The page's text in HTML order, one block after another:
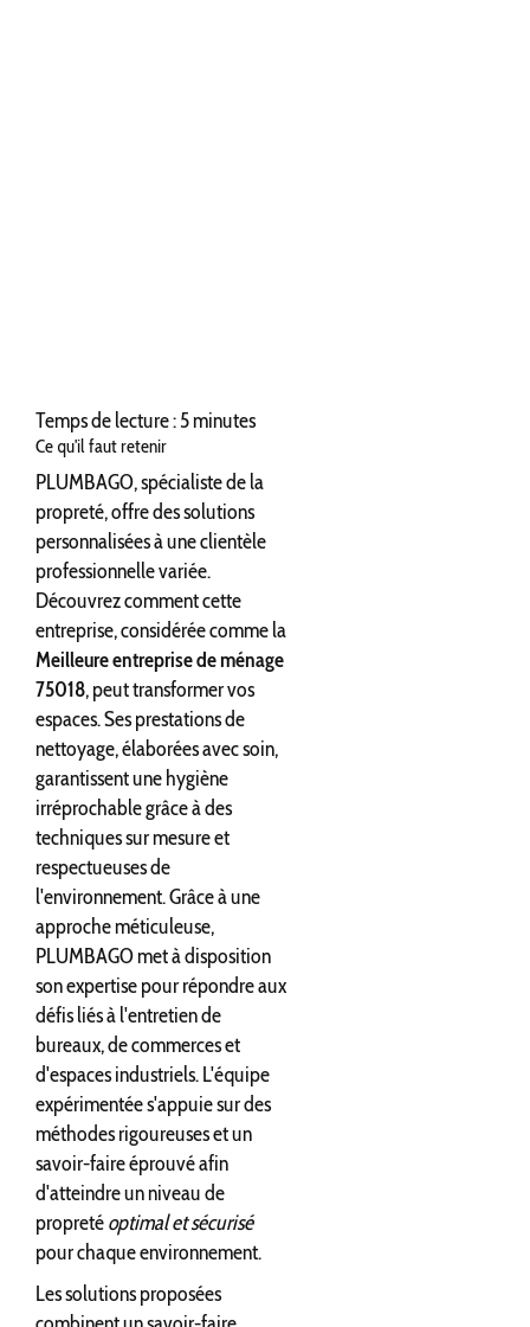
Temps de lecture : 5 minutes
Ce qu'il faut retenir
PLUMBAGO, spécialiste de la
propreté, offre des solutions
personnalisées à une clientèle
professionnelle variée.
Découvrez comment cette
entreprise, considérée comme la
Meilleure entreprise de ménage
75018, peut transformer vos
espaces. Ses prestations de
nettoyage, élaborées avec soin,
garantissent une hygiène
irréprochable grâce à des
techniques sur mesure et
respectueuses de
l'environnement. Grâce à une
approche méticuleuse,
PLUMBAGO met à disposition
son expertise pour répondre aux
défis liés à l'entretien de
bureaux, de commerces et
d'espaces industriels. L'équipe
expérimentée s'appuie sur des
méthodes rigoureuses et un
savoir-faire éprouvé afin
d'atteindre un niveau de
propretéoptimal et sécurisé
pour chaque environnement.
Les solutions proposées